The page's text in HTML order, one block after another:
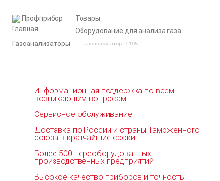
Профприбор
Товары
Оборудование для анализа газа
Газоанализаторы
Газоанализатор Р-105
Информационная поддержка по всем
возникающим вопросам
Сервисное обслуживание
Доставка по России и страны Таможенного
союза в кратчайшие сроки
Более 500 переоборудованных
производственных предприятий
Высокое качество приборов и точность